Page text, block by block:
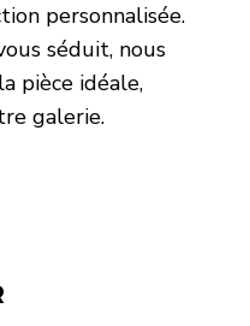
personnalisée.
séduit, nous
pièce idéale,
galerie.